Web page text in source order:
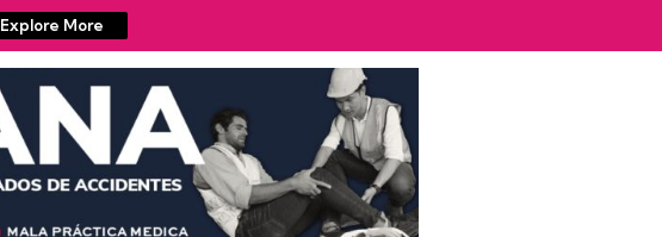
Explore More